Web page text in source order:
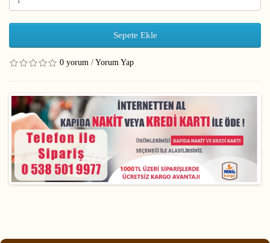
Sepete Ekle
0 yorum / Yorum Yap